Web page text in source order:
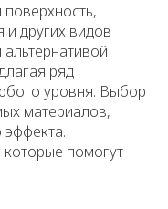
и других видов
ряд
уровня. Выбор
материалов,
помогут